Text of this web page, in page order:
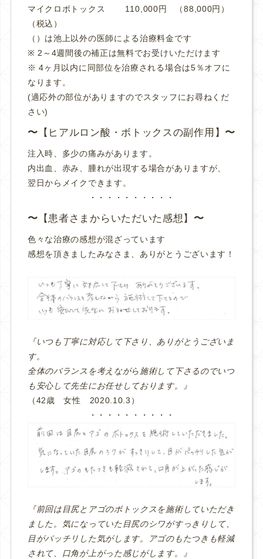
マイクロボトックス 110,000円 （88,000円）
（税込）
（）は池上以外の医師による治療料金です
※ 2～4週間後の補正は無料でお受けいただけます
※ 4ヶ月以内に同部位を治療される場合は5％オフに
なります。
(適応外の部位がありますのでスタッフにお尋ねくだ
さい)
【ヒアルロン酸・ボトックスの副作用】
注入時、多少の痛みがあります。
内出血、赤み、腫れが出現する場合がありますが、
翌日からメイクできます。
・・・・・・・・・・
【患者さまからいただいた感想】
色々な治療の感想が混ざっています
感想を頂きましたみなさま、ありがとうございます！
『いつも丁寧に対応して下さり、ありがとうございま
す。
全体のバランスを考えながら施術して下さるのでいつ
も安心して先生にお任せしております。』
（42歳 女性 2020.10.3）
・・・・・・・・・・
『前回は目尻とアゴのボトックスを施術していただき
ました。気になっていた目尻のシワがすっきりして、
目がパッチリした気がします。アゴのもたつきも軽減
されて、口角が上がった感じがします。』